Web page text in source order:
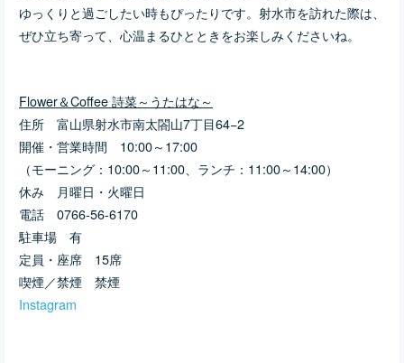
ゆっくりと過ごしたい時もぴったりです。射水市を訪れた際は、
ぜひ立ち寄って、心温まるひとときをお楽しみくださいね。
Flower＆Coffee 詩菜～うたはな～
住所 富山県射水市南太閤山7丁目64−2
開催・営業時間 10:00～17:00
（モーニング：10:00～11:00、ランチ：11:00～14:00）
休み 月曜日・火曜日
電話 0766-56-6170
駐車場 有
定員・座席 15席
喫煙／禁煙 禁煙
Instagram